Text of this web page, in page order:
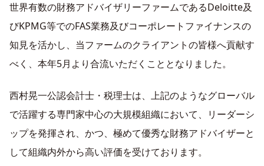
世界有数の財務アドバイザリーファームであるDeloitte及
びKPMG等でのFAS業務及びコーポレートファイナンスの
知見を活かし、当ファームのクライアントの皆様へ貢献す
べく、本年5月より合流いただくこととなりました。
西村晃一公認会計士・税理士は、上記のようなグローバル
で活躍する専門家中心の大規模組織において、リーダーシ
ップを発揮され、かつ、極めて優秀な財務アドバイザーと
して組織内外から高い評価を受けております。